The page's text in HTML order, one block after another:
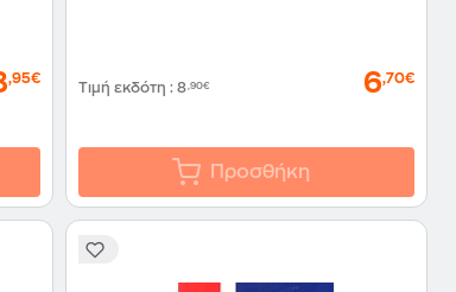
,95€
Τιμή εκδότη : 8,90€ 6,70€
Προσθήκη